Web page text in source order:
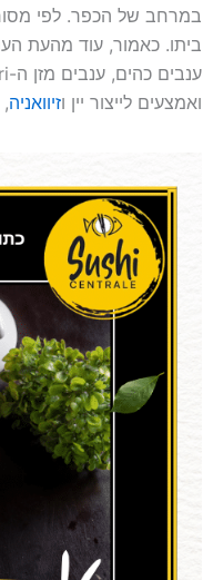
במרחב של הכפר. לפי
ביתו. כאמור, עוד מהעת
ואמצעים לייצור יין וזיוואניה